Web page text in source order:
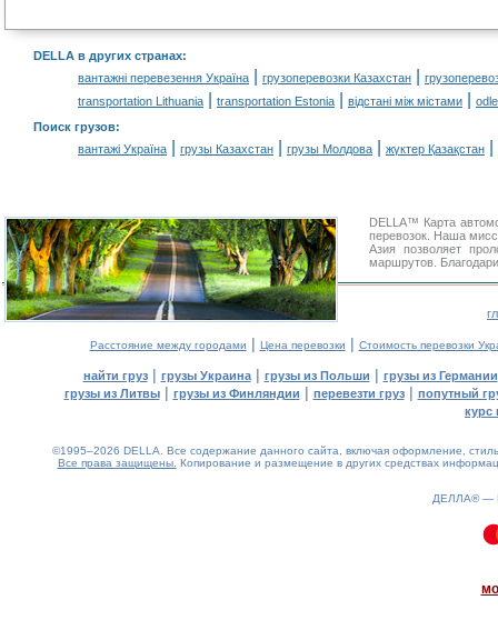
DELLA в других странах:
вантажні перевезення Україна
грузоперевозки Казахстан
transportation Lithuania
transportation Estonia відстані між містами
Поиск грузов:
вантажі Україна
грузы Казахстан грузы Молдова жүктер Қазақстан
DELLA™ Карта
перевозок. Наша
Азия позволяет
маршрутов.
Расстояние между городами | Цена перевозки | Стоимость перевозки
найти груз| грузы Украина| грузы из Польши | грузы из Германии
грузы из Литвы| грузы из Финляндии | перевезти груз| попутный
курс
©1995–2026 DELLA. Все содержание данного сайта, включая оформление,
Все права защищены. Копирование и размещение в других средствах
ДЕЛЛА® —